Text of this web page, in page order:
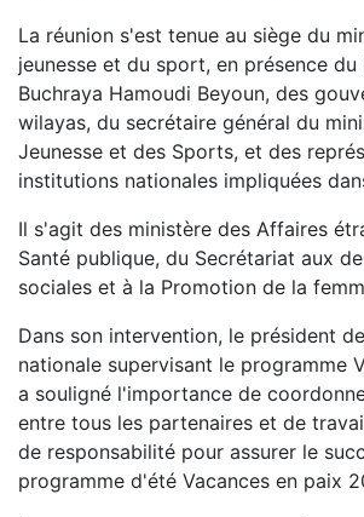
La réunion s'est tenue au siège du
jeunesse et du sport, en présence du
Buchraya Hamoudi Beyoun, des
wilayas, du secrétaire général du
Jeunesse et des Sports, et des
institutions nationales impliquées
Il s'agit des ministère des Affaires
Santé publique, du Secrétariat aux
sociales et à la Promotion de la
Dans son intervention, le président
nationale supervisant le programme
a souligné l'importance de
entre tous les partenaires et de
de responsabilité pour assurer le
programme d'été Vacances en paix